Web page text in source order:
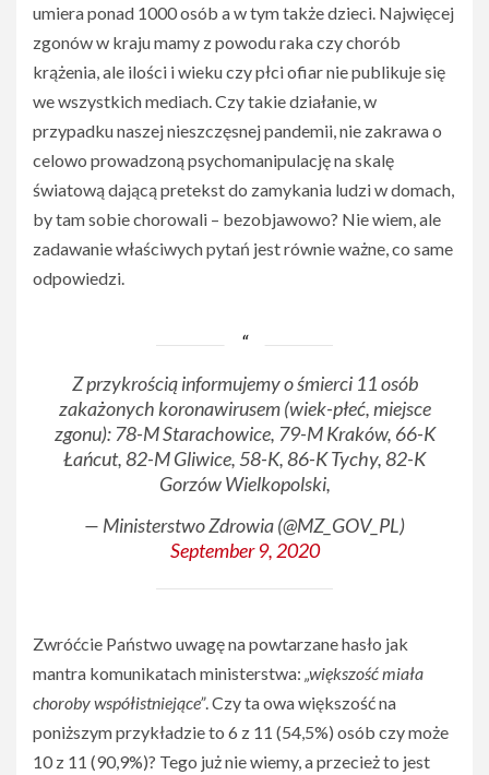
umiera ponad 1000 osób a w tym także dzieci. Najwięcej
zgonów w kraju mamy z powodu raka czy chorób
krążenia, ale ilości i wieku czy płci ofiar nie publikuje się
we wszystkich mediach. Czy takie działanie, w
przypadku naszej nieszczęsnej pandemii, nie zakrawa o
celowo prowadzoną psychomanipulację na skalę
światową dającą pretekst do zamykania ludzi w domach,
by tam sobie chorowali – bezobjawowo? Nie wiem, ale
zadawanie właściwych pytań jest równie ważne, co same
odpowiedzi.
Z przykrością informujemy o śmierci 11 osób
zakażonych koronawirusem (wiek-płeć, miejsce
zgonu): 78-M Starachowice, 79-M Kraków, 66-K
Łańcut, 82-M Gliwice, 58-K, 86-K Tychy, 82-K
Gorzów Wielkopolski,
— Ministerstwo Zdrowia (@MZ_GOV_PL)
September 9, 2020
Zwróćcie Państwo uwagę na powtarzane hasło jak
mantra komunikatach ministerstwa: „większość miała
choroby współistniejące”. Czy ta owa większość na
poniższym przykładzie to 6 z 11 (54,5%) osób czy może
10 z 11 (90,9%)? Tego już nie wiemy, a przecież to jest